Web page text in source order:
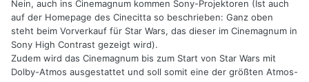
Nein, auch ins Cinemagnum kommen Sony-Projektoren (Ist auch
auf der Homepage des Cinecitta so beschrieben: Ganz oben
steht beim Vorverkauf für Star Wars, das dieser im Cinemagnum in
Sony High Contrast gezeigt wird).
Zudem wird das Cinemagnum bis zum Start von Star Wars mit
Dolby-Atmos ausgestattet und soll somit eine der größten Atmos-